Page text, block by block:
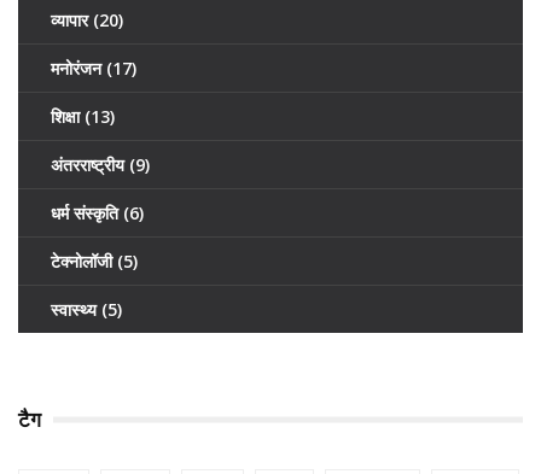
व्यापार (20)
मनोरंजन (17)
शिक्षा (13)
अंतरराष्ट्रीय (9)
धर्म संस्कृति (6)
टेक्नोलॉजी (5)
स्वास्थ्य (5)
टैग